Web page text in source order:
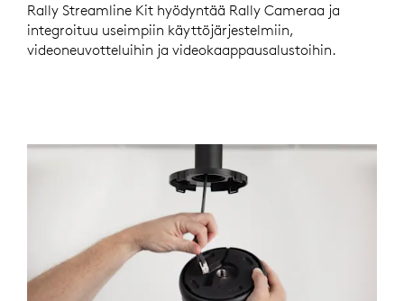
Rally Streamline Kit hyödyntää Rally Cameraa ja
integroituu useimpiin käyttöjärjestelmiin,
videoneuvotteluihin ja videokaappausalustoihin.